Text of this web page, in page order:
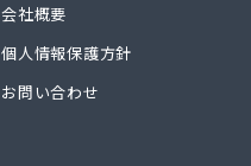
会社概要
個人情報保護方針
お問い合わせ